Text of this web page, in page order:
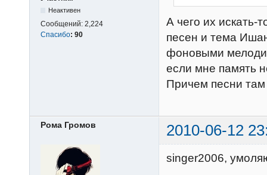
Неактивен
Сообщений: 2,224
Спасибо: 90
А чего их искать-
песен и тема
фоновыми
если мне память
Причем песни
Рома Громов 2010-06-12
singer2006,